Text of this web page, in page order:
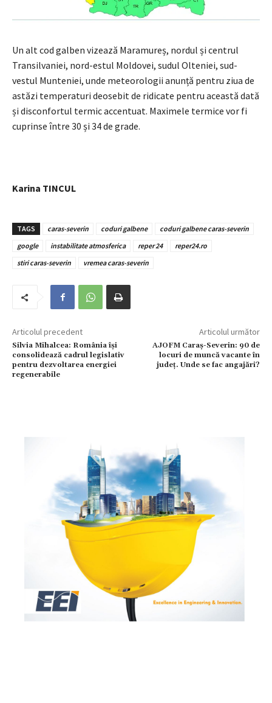
Un alt cod galben vizează Maramureș, nordul și centrul
Transilvaniei, nord-estul Moldovei, sudul Olteniei, sud-
vestul Munteniei, unde meteorologii anunță pentru ziua de
astăzi temperaturi deosebit de ridicate pentru această dată
și disconfortul termic accentuat. Maximele termice vor fi
cuprinse între 30 și 34 de grade.
Karina TINCUL
TAGS caras-severin coduri galbene
coduri galbene caras-severin
google
instabilitate atmosferica reper 24
reper24.ro
stiri caras-severin
vremea caras-severin
Articolul precedent
Silvia Mihalcea: România își
consolidează cadrul legislativ
pentru dezvoltarea energiei
regenerabile
Articolul următor
AJOFM Caraș-Severin: 90 de
locuri de muncă vacante în
județ. Unde se fac angajări?